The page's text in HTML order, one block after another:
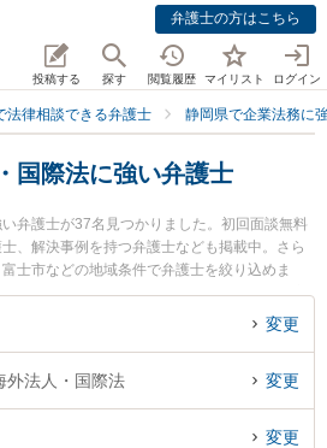
弁護士の方はこちら
投稿する 探す 閲覧履歴 マイリスト ログイン
法律相談できる弁護士 静岡県で企業法務に
国際法に強い弁護士
弁護士が37名見つかりました。初回面談無料
、解決事例を持つ弁護士なども掲載中。さら
士市などの地域条件で弁護士を絞り込めま
士契約や契約書作成・リーガルチェック、雇
な分野での絞り込み検索もでき便利です。特
士費用、強みなどが注目されています。『静
法人・国際法のトラブルを今すぐに弁護士に
のトラブル解決の実績豊富な近くの弁護士を
変更
外法人・国際法 変更
変更